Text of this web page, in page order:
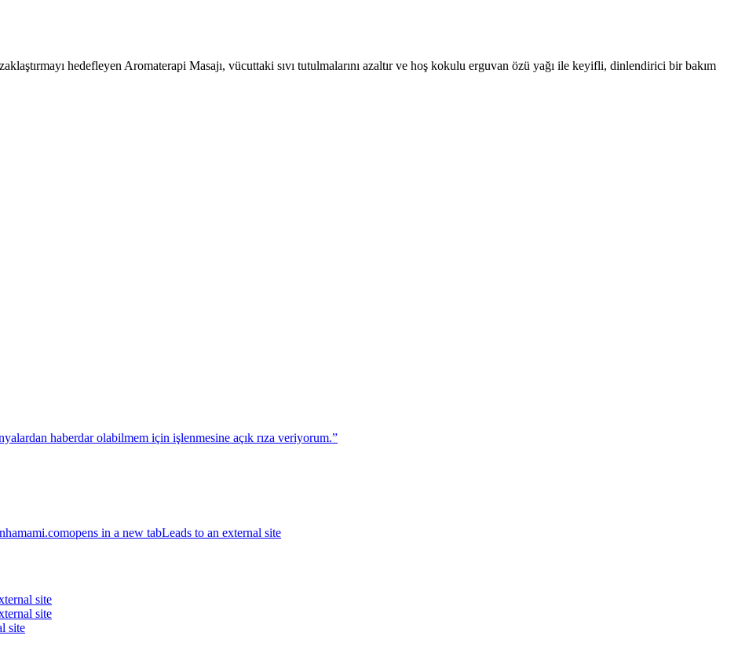
hedefleyen Aromaterapi Masajı, vücuttaki sıvı tutulmalarını azaltır ve hoş kokulu erguvan özü yağı ile keyifli, dinlendirici bir bakım
haberdar olabilmem için işlenmesine açık rıza veriyorum.”
opens in a new tabLeads to an external site
site
site
site